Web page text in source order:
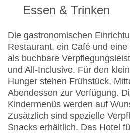
Pools:Kinderbecken,
Sonnenschirme am Pool,
Essen & Trinken
Die gastronomischen
Restaurant, ein Café und
als buchbare
und All-Inclusive. Für den
Hunger stehen Frühstück,
Abendessen zur Verfügung.
Kindermenüs werden auf
Zusätzlich sind spezielle
Snacks erhältlich. Das Hotel